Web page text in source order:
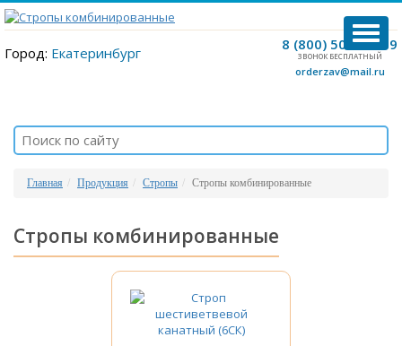
8 (800) 500-12-09
ЗВОНОК БЕСПЛАТНЫЙ
orderzav@mail.ru
Город: Екатеринбург
Главная Продукция Стропы Стропы комбинированные
Стропы комбинированные